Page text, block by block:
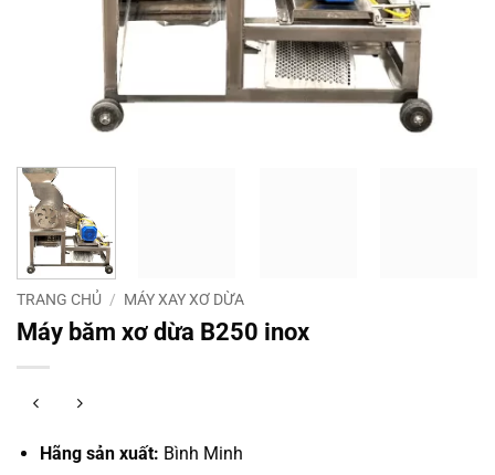
TRANG CHỦ / MÁY XAY XƠ DỪA
Máy băm xơ dừa B250 inox
Hãng sản xuất: Bình Minh